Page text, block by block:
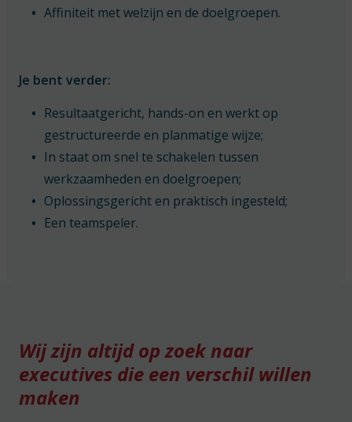
Affiniteit met welzijn en de doelgroepen.
Je bent verder:
Resultaatgericht, hands-on en werkt op
gestructureerde en planmatige wijze;
In staat om snel te schakelen tussen
werkzaamheden en doelgroepen;
Oplossingsgericht en praktisch ingesteld;
Een teamspeler.
Wij zijn altijd op zoek naar
executives die een verschil willen
maken